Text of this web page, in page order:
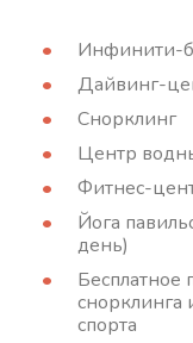
Инфинити-
Дайвинг-
Снорклинг
Центр
Фитнес-
Йога
день)
Бесплатное
спорта